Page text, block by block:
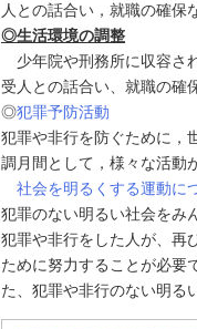
人との話合い，就職の確保
◎生活環境の調整
少年院や刑務所に収容さ
受人との話合い、就職の確
◎犯罪予防活動
犯罪や非行を防ぐために，
調月間として，様々な活動
社会を明るくする運動に
犯罪のない明るい社会をみ
犯罪や非行をした人が、再
ために努力することが必要
た、犯罪や非行のない明る